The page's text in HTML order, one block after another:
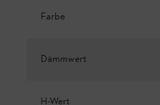
Farbe
Dämmwert
H-Wert